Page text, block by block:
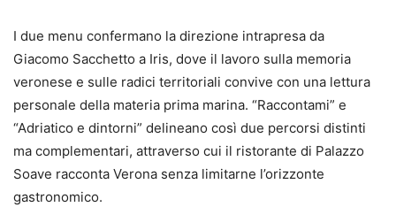
I due menu confermano la direzione intrapresa da
Giacomo Sacchetto a Iris, dove il lavoro sulla memoria
veronese e sulle radici territoriali convive con una lettura
personale della materia prima marina. “Raccontami” e
“Adriatico e dintorni” delineano così due percorsi distinti
ma complementari, attraverso cui il ristorante di Palazzo
Soave racconta Verona senza limitarne l’orizzonte
gastronomico.